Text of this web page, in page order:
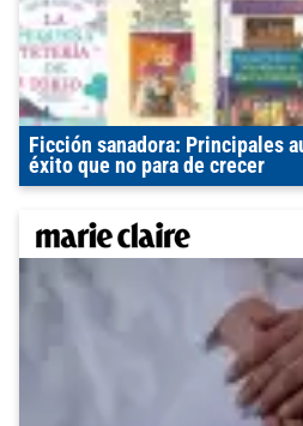
Ficción sanadora: Principales
éxito que no para de crecer